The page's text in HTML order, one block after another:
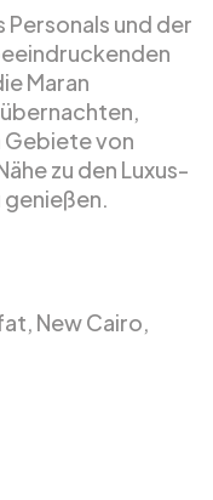
und der
Maran
Gebiete von
zu den Luxus-
genießen.
New Cairo,